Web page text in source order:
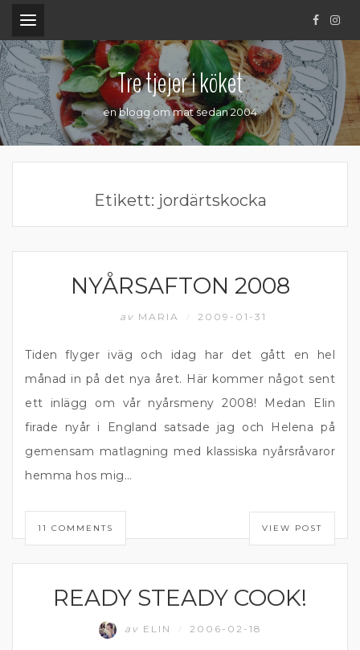
.
Tre tjejer i köket
en blogg om mat sedan 2004
Etikett: jordärtskocka
DIPP OCH RÖRORNYÅRSAFTON 2008
av MARIA 2009-01-31
Tiden flyger iväg och idag har det gått en hel
månad in på det nya året. Här kommer något sent
ett inlägg om vår nyårsmeny 2008! Medan Elin
firade nyår i England satsade jag och Helena på
gemensam matlagning med klassiska nyårsråvaror
hemma hos mig…
11 COMMENTS VIEW POST
FISK
READY STEADY COOK!
av ELIN 2006-02-18